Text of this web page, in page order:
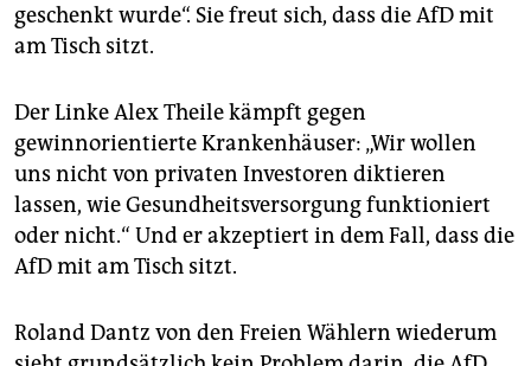
geschenkt wurde“. Sie freut sich, dass die AfD mit
am Tisch sitzt.
Der Linke Alex Theile kämpft gegen
gewinnorientierte Krankenhäuser: „Wir wollen
uns nicht von privaten Investoren diktieren
lassen, wie Gesundheitsversorgung funktioniert
oder nicht.“ Und er akzeptiert in dem Fall, dass die
AfD mit am Tisch sitzt.
Roland Dantz von den Freien Wählern wiederum